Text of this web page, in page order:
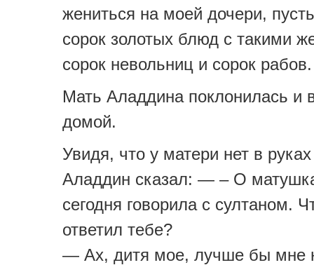
жениться на моей дочери,
сорок золотых блюд с такими
сорок невольниц и сорок рабов.
Мать Аладдина поклонилась и
домой.
Увидя, что у матери нет в
Аладдин сказал: — – О
сегодня говорила с султаном.
ответил тебе?
— Ах, дитя мое, лучше бы мне